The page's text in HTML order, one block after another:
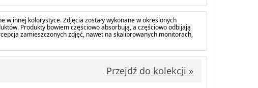
innej kolorystyce. Zdjęcia zostały wykonane w określonych
Produkty bowiem częściowo absorbują, a częściowo odbijają
zamieszczonych zdjęć, nawet na skalibrowanych monitorach,
Przejdź do kolekcji »